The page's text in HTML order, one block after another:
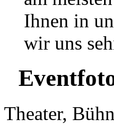
Ihnen in
wir uns
Theater,